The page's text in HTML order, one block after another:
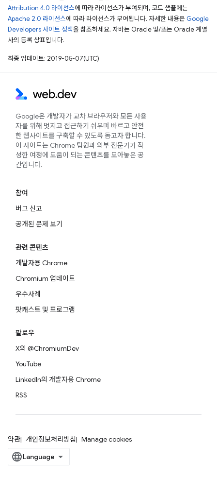
Attribution 4.0 라이선스에 따라 라이선스가 부여되며, 코드 샘플에는
Apache 2.0 라이선스에 따라 라이선스가 부여됩니다. 자세한 내용은 Google
Developers 사이트 정책을 참조하세요. 자바는 Oracle 및/또는 Oracle 계열
사의 등록 상표입니다.
최종 업데이트: 2019-05-07(UTC)
Google은 개발자가 교차 브라우저와 모든 사용
자를 위해 멋지고 접근하기 쉬우며 빠르고 안전
한 웹사이트를 구축할 수 있도록 돕고자 합니다.
이 사이트는 Chrome 팀원과 외부 전문가가 작
성한 여정에 도움이 되는 콘텐츠를 모아놓은 공
간입니다.
참여
버그 신고
공개된 문제 보기
관련 콘텐츠
개발자용 Chrome
Chromium 업데이트
우수사례
팟캐스트 및 프로그램
팔로우
X의 @ChromiumDev
YouTube
LinkedIn의 개발자용 Chrome
RSS
약관 개인정보처리방침 Manage cookies